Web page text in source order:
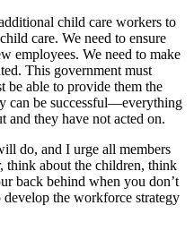
child care workers to
care. We need to ensure
employees. We need to make
This government must
be able to provide them the
can be successful—everything
and they have not acted on.
do, and I urge all members
think about the children, think
back behind when you don’t
the workforce strategy